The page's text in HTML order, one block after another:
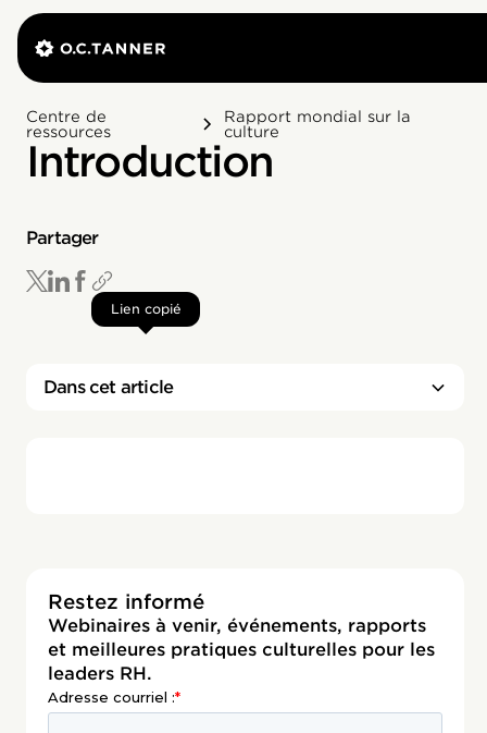
Centre de
ressources
Rapport mondial sur la
culture
Introduction
Partager
Lien copié
Dans cet article
Restez informé
Webinaires à venir, événements, rapports
et meilleures pratiques culturelles pour les
leaders RH.